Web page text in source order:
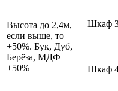
Высота до 2,4м,
если выше, то
+50%. Бук, Дуб,
Берёза, МДФ
+50%
Шкаф
Шкаф